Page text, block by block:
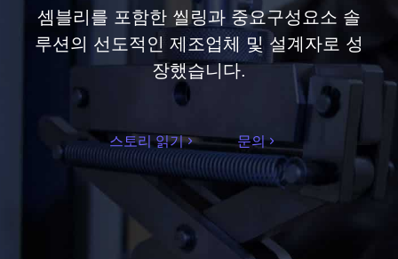
셈블리를 포함한 씰링과 중요구성요소 솔
루션의 선도적인 제조업체 및 설계자로 성
장했습니다.
스토리 읽기 문의